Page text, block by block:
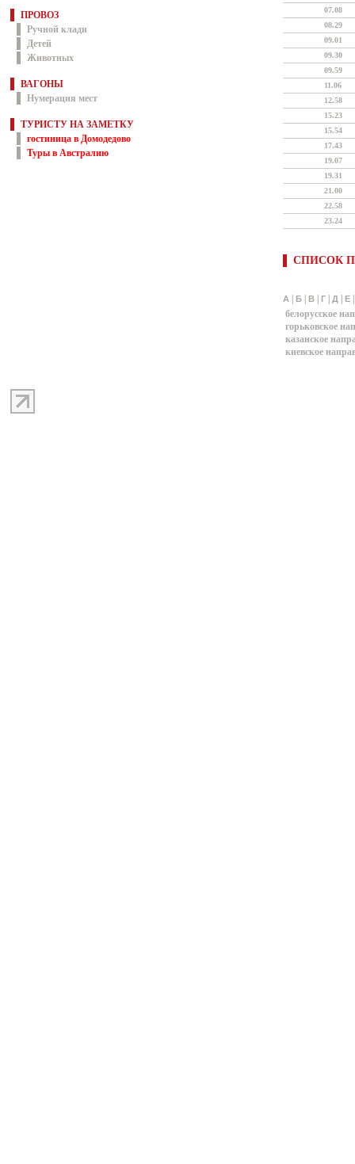
ПРОВОЗ
Ручной клади
Детей
Животных
ВАГОНЫ
Нумерация мест
ТУРИСТУ НА ЗАМЕТКУ
гостиница в Домодедово
Туры в Австралию
07.08
08.29
09.01
09.30
09.59
11.06
12.58
15.23
15.54
17.43
19.07
19.31
21.00
22.58
23.24
СПИСОК
А Б В Г Д Е
белорусское
горьковское
казанское
киевское